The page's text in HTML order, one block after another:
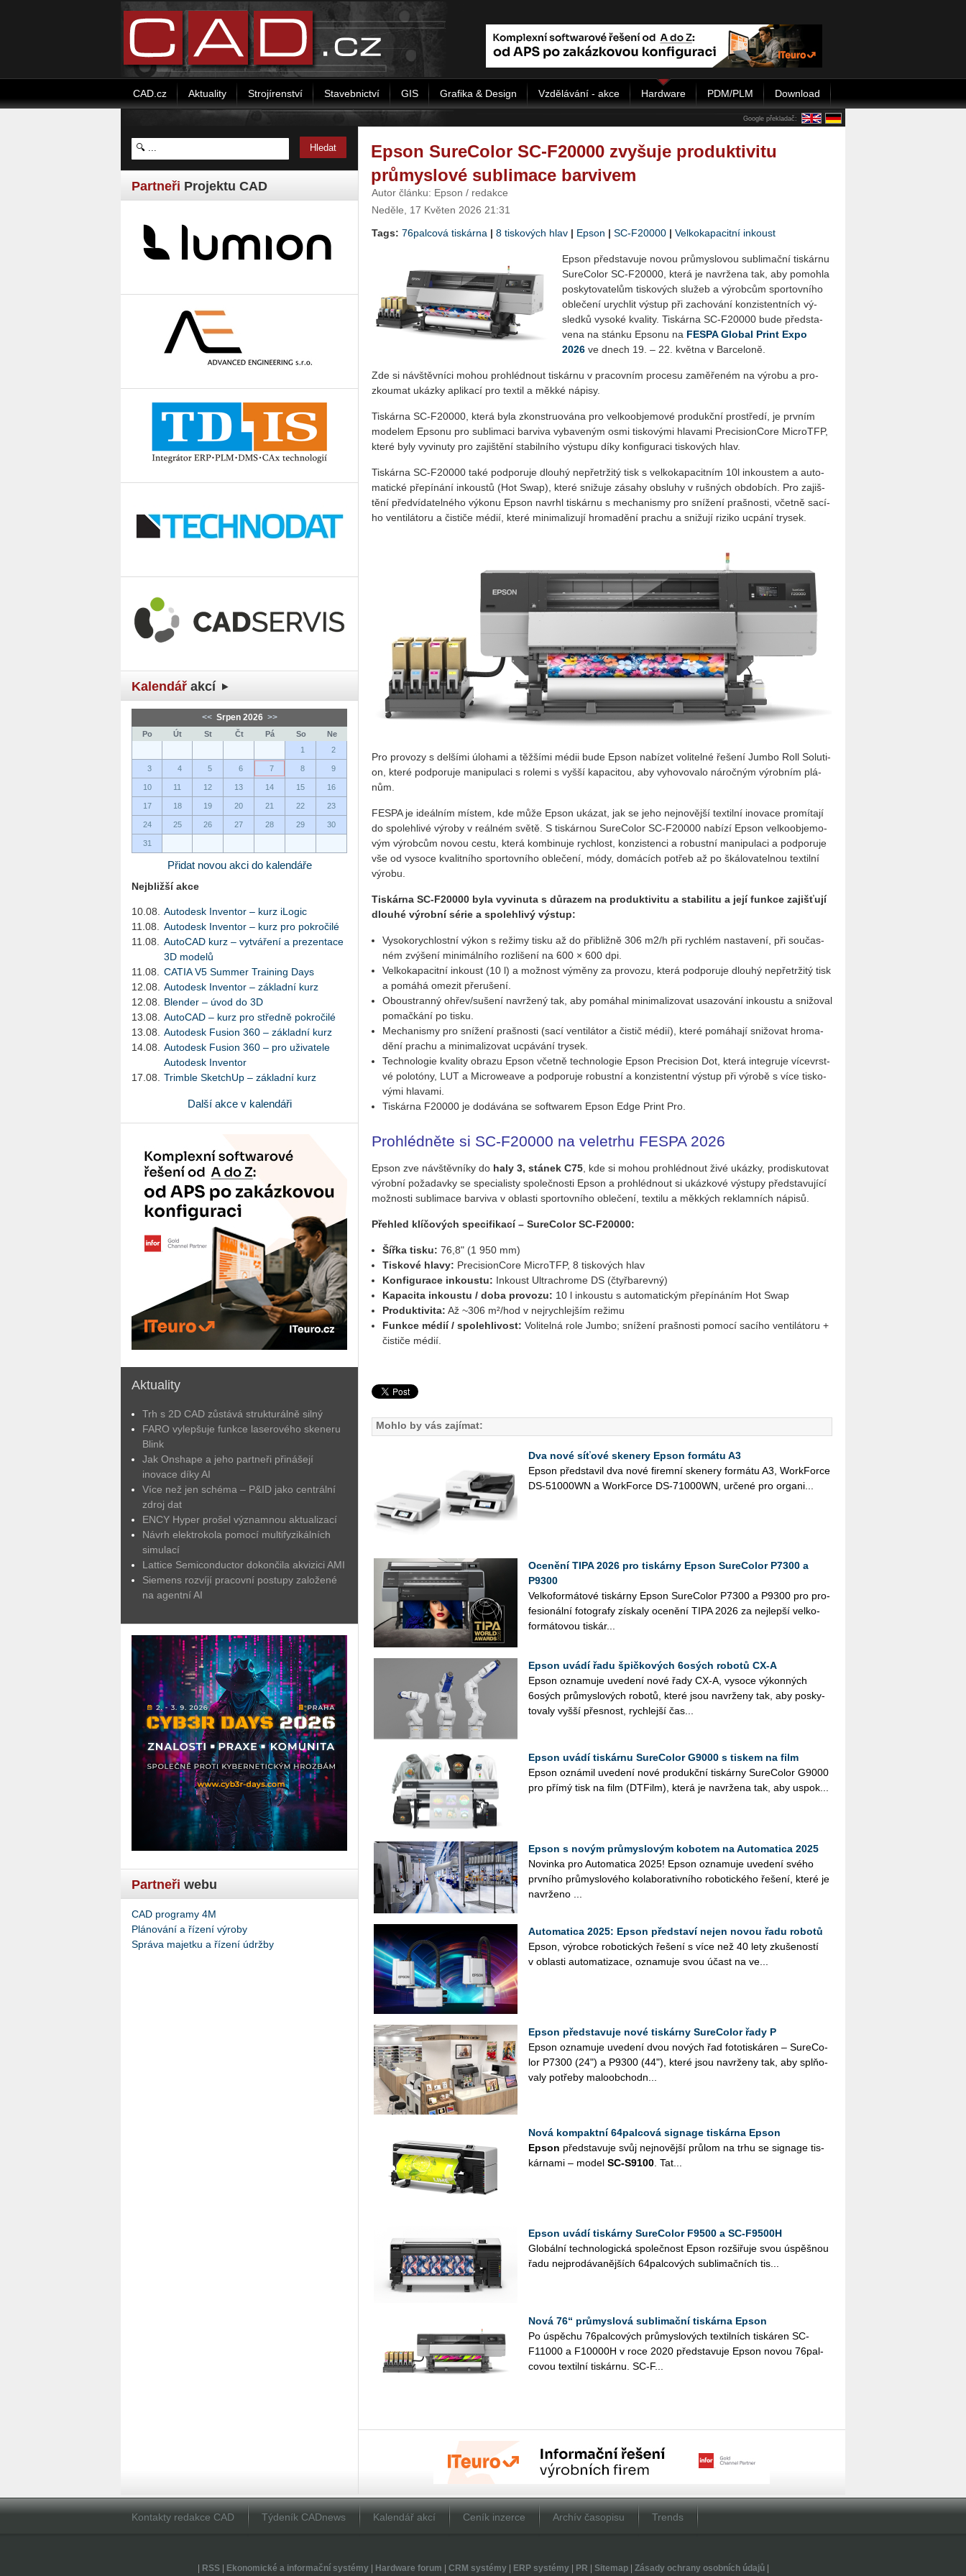
CAD.cz Aktuality Strojírenství Stavebnictví GIS Grafika & Design Vzdělávání - akce Hardware PDM/PLM Download
Google překladač:
Partneři Projektu CAD
Kalendář akcí
<< Srpen 2026 >>
Po Út St Čt Pá So
Ne
1
2
3 4 5 6 7 8 9
10 11 12 13 14 15 16
17 18 19 20 21 22 23
24 25 26 27 28 29 30
31
Přidat novou akci do kalendáře
Nejbližší akce
10.08.
Autodesk Inventor – kurz iLogic
11.08.
Autodesk Inventor – kurz pro pokročilé
11.08.
AutoCAD kurz – vytváření a prezentace
3D modelů
11.08.
CATIA V5 Summer Training Days
12.08.
Autodesk Inventor – základní kurz
12.08.
Blender – úvod do 3D
13.08.
AutoCAD – kurz pro středně pokročilé
13.08.
Autodesk Fusion 360 – základní kurz
14.08.
Autodesk Fusion 360 – pro uživatele
Autodesk Inventor
17.08.
Trimble SketchUp – základní kurz
Další akce v kalendáři
Aktuality
Trh s 2D CAD zůstává strukturálně silný
FARO vylepšuje funkce laserového skeneru
Blink
Jak Onshape a jeho partneři přinášejí
inovace díky AI
Více než jen schéma – P&ID jako centrální
zdroj dat
ENCY Hyper prošel významnou aktualizací
Návrh elektrokola pomocí multifyzikálních
simulací
Lattice Semiconductor dokončila akvizici AMI
Siemens rozvíjí pracovní postupy založené
na agentní AI
Partneři webu
CAD programy 4M
Plánování a řízení výroby
Správa majetku a řízení údržby
Epson SureColor SC­‑F20000 zvyšuje produktivitu
průmyslové sublimace barvivem
Autor článku: Epson / redakce
Neděle, 17 Květen 2026 21:31
Tags: 76palcová tiskárna | 8 tiskových hlav | Epson | SC-F20000 | Velkokapacitní inkoust
Epson před­sta­vu­je novou prů­mys­lo­vou sub­li­mač­ní tis­kár­nu
Su­re­Co­lor SC­‑F20000, která je na­vr­že­na tak, aby po­moh­la
po­sky­to­va­te­lům tis­ko­vých slu­žeb a vý­rob­cům spor­tov­ní­ho
ob­le­če­ní urych­lit vý­stup při za­cho­vá­ní kon­zis­tent­ních vý­
sled­ků vy­so­ké kva­li­ty. Tis­kár­na SC­‑F20000 bude před­sta­
ve­na na stán­ku Ep­so­nu na FESPA Glo­bal Print Expo
2026 ve dnech 19. – 22. květ­na v Bar­ce­lo­ně.
Zde si ná­vštěv­ní­ci mohou pro­hléd­nout tis­kár­nu v pra­cov­ním pro­ce­su za­mě­ře­ném na vý­ro­bu a pro­
zkou­mat ukáz­ky apli­ka­cí pro tex­til a měkké ná­pi­sy.
Tis­kár­na SC­‑F20000, která byla zkon­stru­o­vá­na pro vel­ko­ob­je­mo­vé pro­dukč­ní pro­stře­dí, je prv­ním
mo­de­lem Ep­so­nu pro sub­li­ma­ci bar­vi­va vy­ba­ve­ným osmi tis­ko­vý­mi hla­va­mi Pre­ci­si­on­Co­re MicroT­FP,
které byly vy­vi­nu­ty pro za­jiš­tě­ní sta­bil­ní­ho vý­stu­pu díky kon­fi­gu­ra­ci tis­ko­vých hlav.
Tis­kár­na SC­‑F20000 také pod­po­ru­je dlou­hý ne­pře­tr­ži­tý tisk s vel­ko­ka­pa­cit­ním 10l in­kous­tem a au­to­
ma­tic­ké pře­pí­ná­ní in­kous­tů (Hot Swap), které sni­žu­je zá­sa­hy ob­slu­hy v ruš­ných ob­do­bích. Pro za­jiš­
tě­ní před­ví­da­tel­né­ho vý­ko­nu Epson na­vr­hl tis­kár­nu s me­cha­nismy pro sní­že­ní praš­nos­ti, včet­ně sa­cí­
ho ven­ti­lá­to­ru a čis­ti­če médií, které mi­ni­ma­li­zu­jí hro­ma­dě­ní pra­chu a sni­žu­jí ri­zi­ko ucpá­ní try­sek.
Pro pro­vo­zy s del­ší­mi úlo­ha­mi a těž­ší­mi médii bude Epson na­bí­zet vo­li­tel­né ře­še­ní Jumbo Roll So­lu­ti­
on, které pod­po­ru­je ma­ni­pu­la­ci s ro­le­mi s vyšší ka­pa­ci­tou, aby vy­ho­vo­va­lo ná­roč­ným vý­rob­ním plá­
nům.
FESPA je ide­ál­ním mís­tem, kde může Epson uká­zat, jak se jeho nej­no­věj­ší tex­til­ní ino­va­ce pro­mí­ta­jí
do spo­leh­li­vé vý­ro­by v re­ál­ném světě. S tis­kár­nou Su­re­Co­lor SC­‑F20000 na­bí­zí Epson vel­ko­ob­je­mo­
vým vý­rob­cům novou cestu, která kom­bi­nu­je rych­lost, kon­zis­ten­ci a ro­bust­ní ma­ni­pu­la­ci a pod­po­ru­je
vše od vy­so­ce kva­lit­ní­ho spor­tov­ní­ho ob­le­če­ní, módy, do­má­cích po­třeb až po šká­lo­va­tel­nou tex­til­ní
vý­ro­bu.
Tis­kár­na SC­‑F20000 byla vy­vi­nu­ta s dů­ra­zem na pro­duk­ti­vi­tu a sta­bi­li­tu a její funk­ce za­jiš­ťu­jí
dlou­hé vý­rob­ní série a spo­leh­li­vý vý­stup:
Vy­so­ko­rych­lost­ní výkon s re­ži­my tisku až do při­bliž­ně 306 m2/h při rych­lém na­sta­ve­ní, při sou­čas­
ném zvý­še­ní mi­ni­mál­ní­ho roz­li­še­ní na 600 × 600 dpi.
Vel­ko­ka­pa­cit­ní in­koust (10 l) a mož­nost vý­mě­ny za pro­vo­zu, která pod­po­ru­je dlou­hý ne­pře­tr­ži­tý tisk
a po­má­há ome­zit pře­ru­še­ní.
Obou­stran­ný ohřev/su­še­ní na­vr­že­ný tak, aby po­má­hal mi­ni­ma­li­zo­vat usa­zo­vá­ní in­kous­tu a sni­žo­val
po­mač­ká­ní po tisku.
Me­cha­nismy pro sní­že­ní praš­nos­ti (sací ven­ti­lá­tor a čis­tič médií), které po­má­ha­jí sni­žo­vat hro­ma­
dě­ní pra­chu a mi­ni­ma­li­zo­vat ucpá­vá­ní try­sek.
Tech­no­lo­gie kva­li­ty ob­ra­zu Epson včet­ně tech­no­lo­gie Epson Pre­ci­si­on Dot, která in­te­gru­je ví­ce­vrst­
vé polotóny, LUT a Microwea­ve a pod­po­ru­je ro­bust­ní a kon­zis­tent­ní vý­stup při vý­ro­bě s více tis­ko­
vý­mi hla­va­mi.
Tis­kár­na F20000 je do­dá­vá­na se soft­warem Epson Edge Print Pro.
Pro­hléd­ně­te si SC­‑F20000 na ve­letr­hu FESPA 2026
Epson zve ná­vštěv­ní­ky do haly 3, stá­nek C75 , kde si mohou pro­hléd­nout živé ukáz­ky, pro­dis­ku­to­vat
vý­rob­ní po­ža­dav­ky se spe­ci­a­lis­ty spo­leč­nos­ti Epson a pro­hléd­nout si ukáz­ko­vé vý­stu­py před­sta­vu­jí­cí
mož­nos­ti sub­li­ma­ce bar­vi­va v ob­las­ti spor­tov­ní­ho ob­le­če­ní, tex­ti­lu a měk­kých re­klam­ních ná­pi­sů.
Pře­hled klí­čo­vých spe­ci­fi­ka­cí – Su­re­Co­lor SC­‑F20000:
Šířka tisku: 76,8" (1 950 mm)
Tis­ko­vé hlavy: Pre­ci­si­on­Co­re MicroT­FP, 8 tis­ko­vých hlav
Kon­fi­gu­ra­ce in­kous­tu: In­koust Ul­tra­chro­me DS (čtyř­ba­rev­ný)
Ka­pa­ci­ta in­kous­tu / doba pro­vo­zu: 10 l in­kous­tu s au­to­ma­tic­kým pře­pí­ná­ním Hot Swap
Pro­duk­ti­vi­ta: Až ~306 m²/hod v nej­rych­lej­ším re­ži­mu
Funk­ce médií / spo­leh­li­vost: Vo­li­tel­ná role Jumbo; sní­že­ní praš­nos­ti po­mo­cí sa­cí­ho ven­ti­lá­to­ru +
čis­ti­če médií.
Mohlo by vás zajímat:
Dva nové síťové skenery Epson formátu A3
Epson před­sta­vil dva nové fi­rem­ní ske­ne­ry for­má­tu A3, Work­For­ce
DS-51000WN a Work­For­ce DS-71000WN, ur­če­né pro or­ga­ni­...
Ocenění TIPA 2026 pro tiskárny Epson SureColor P7300 a
P9300
Vel­ko­for­má­to­vé tis­kár­ny Epson Su­re­Co­lor P7300 a P9300 pro pro­
fe­si­o­nál­ní fo­to­gra­fy zís­ka­ly oce­ně­ní TIPA 2026 za nej­lep­ší vel­ko­
for­má­to­vou tis­kár...
Epson uvádí řadu špičkových 6osých robotů CX-A
Epson ozna­mu­je uve­de­ní nové řady CX-A, vy­so­ce vý­kon­ných
6osých prů­mys­lo­vých ro­bo­tů, které jsou na­vr­že­ny tak, aby po­sky­
to­va­ly vyšší přes­nost, rych­lej­ší čas...
Epson uvádí tiskárnu SureColor G9000 s tiskem na film
Epson ozná­mil uve­de­ní nové pro­dukč­ní tis­kár­ny Su­re­Co­lor G9000
pro přímý tisk na film (DT­Film), která je na­vr­že­na tak, aby uspo­k...
Epson s novým průmyslovým kobotem na Automatica 2025
Novinka pro Automatica 2025! Epson oznamuje uvedení svého
prvního průmyslového kolaborativního robotického řešení, které je
navrženo ...
Automatica 2025: Epson představí nejen novou řadu robotů
Epson, vý­rob­ce ro­bo­tic­kých ře­še­ní s více než 40 lety zku­še­nos­tí
v ob­las­ti au­to­ma­ti­za­ce, ozna­mu­je svou účast na ve­...
Epson představuje nové tiskárny SureColor řady P
Epson ozna­mu­je uve­de­ní dvou no­vých řad fo­to­tis­ká­ren – Su­re­Co­
lor P7300 (24") a P9300 (44"), které jsou na­vr­že­ny tak, aby spl­ňo­
valy po­tře­by ma­lo­ob­chod­n...
Nová kompaktní 64palcová signage tiskárna Epson
Epson před­sta­vu­je svůj nej­no­věj­ší prů­lom na trhu se sig­nage tis­
kár­na­mi – model SC­‑S9100. Tat...
Epson uvádí tiskárny SureColor F9500 a SC­‑F9500H
Glo­bál­ní tech­no­lo­gic­ká spo­leč­nost Epson roz­ši­řu­je svou úspěš­nou
řadu nej­pro­dá­va­něj­ších 64­pal­co­vých sub­li­mač­ních tis...
Nová 76“ průmyslová sublimační tiskárna Epson
Po úspě­chu 76­pal­co­vých prů­mys­lo­vých tex­til­ních tis­ká­ren SC-
F11000 a F10000H v roce 2020 před­sta­vu­je Epson novou 76­pal­
co­vou tex­til­ní tis­kár­nu. SC-F...
Kontakty redakce CAD Týdeník CADnews Kalendář akcí Ceník inzerce Archív časopisu Trends
RSS| Ekonomické a informační systémy| Hardware forum CRM systémy| ERP systémy| PR Sitemap| Zásady ochrany osobních údajů|